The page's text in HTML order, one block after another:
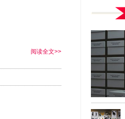
阅读全文>>